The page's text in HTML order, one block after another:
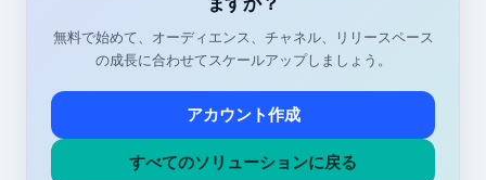
無料で始めて、オーディエンス、チャネル、リリースペース
の成長に合わせてスケールアップしましょう。
アカウント作成
すべてのソリューションに戻る